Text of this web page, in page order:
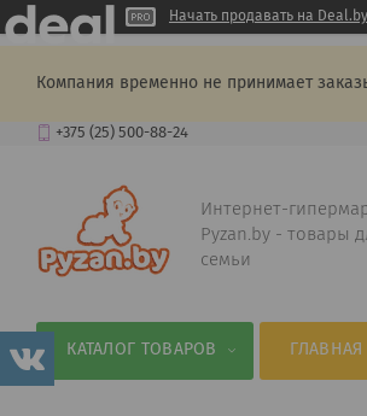
Начать продавать на Deal.by
Компания временно не принимает
+375 (25) 500-88-24
Интернет-
Pyzan.by - товары
семьи
КАТАЛОГ ТОВАРОВ ГЛАВНАЯ